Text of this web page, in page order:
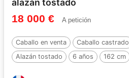
alazán tostado
18 000 € A petición
Caballo en venta Caballo castrado
Alazán tostado
6 años 162 cm